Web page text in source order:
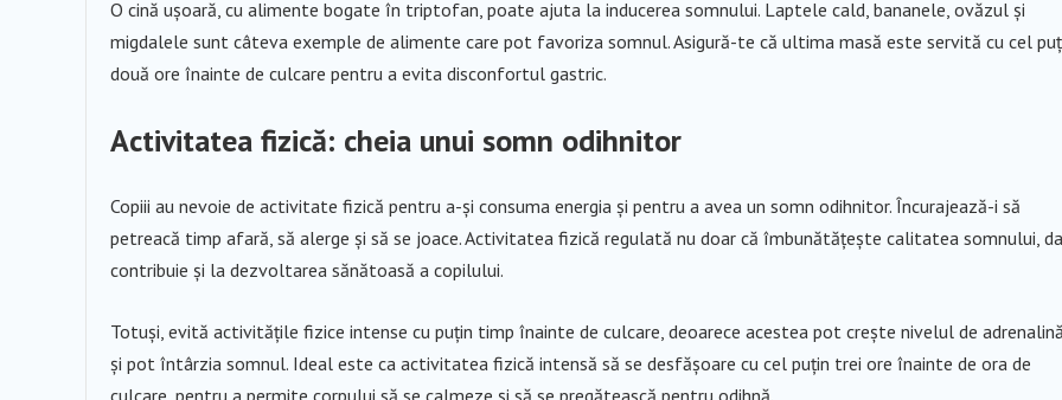
O cină ușoară, cu alimente bogate în triptofan, poate ajuta la inducerea somnului. Laptele cald, bananele, ovăzul și
migdalele sunt câteva exemple de alimente care pot favoriza somnul. Asigură-te că ultima masă este servită cu cel
două ore înainte de culcare pentru a evita disconfortul gastric.
Activitatea fizică: cheia unui somn odihnitor
Copiii au nevoie de activitate fizică pentru a-și consuma energia și pentru a avea un somn odihnitor. Încurajează-i să
petreacă timp afară, să alerge și să se joace. Activitatea fizică regulată nu doar că îmbunătățește calitatea somnului,
contribuie și la dezvoltarea sănătoasă a copilului.
Totuși, evită activitățile fizice intense cu puțin timp înainte de culcare, deoarece acestea pot crește nivelul de adrenalină
și pot întârzia somnul. Ideal este ca activitatea fizică intensă să se desfășoare cu cel puțin trei ore înainte de ora de